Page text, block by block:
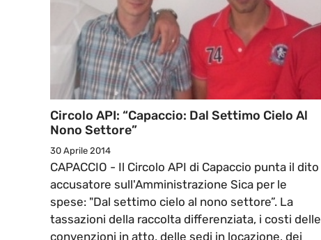
Circolo API: “Capaccio: Dal Settimo Cielo Al
Nono Settore”
30 Aprile 2014
CAPACCIO - Il Circolo API di Capaccio punta il dito
accusatore sull'Amministrazione Sica per le
spese: "Dal settimo cielo al nono settore”. La
tassazioni della raccolta differenziata, i costi delle
convenzioni in atto, delle sedi in locazione, dei